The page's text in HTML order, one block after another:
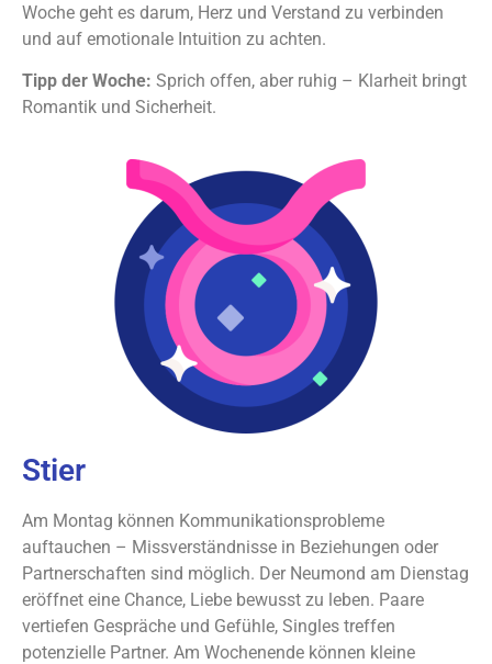
Woche geht es darum, Herz und Verstand zu verbinden
und auf emotionale Intuition zu achten.
Tipp der Woche: Sprich offen, aber ruhig – Klarheit bringt
Romantik und Sicherheit.
Stier
Am Montag können Kommunikationsprobleme
auftauchen – Missverständnisse in Beziehungen oder
Partnerschaften sind möglich. Der Neumond am Dienstag
eröffnet eine Chance, Liebe bewusst zu leben. Paare
vertiefen Gespräche und Gefühle, Singles treffen
potenzielle Partner. Am Wochenende können kleine